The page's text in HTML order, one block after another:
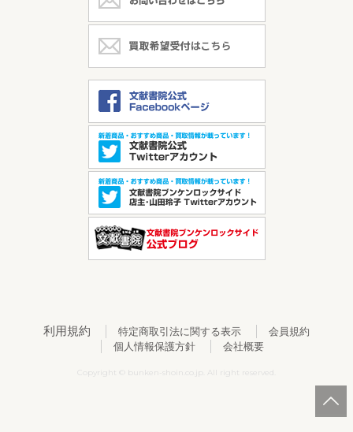
利用規約 特定商取引法に関する表示
会員規約
個人情報保護方針
会社概要
Copyright © bunken-shoin.co.jp. All right reserved.